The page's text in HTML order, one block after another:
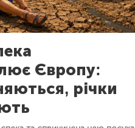
Європу:
річки